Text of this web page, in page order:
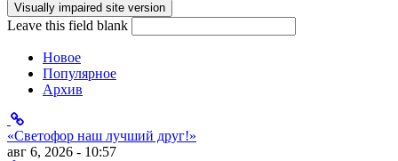
Leave this field blank
Новое
Популярное
Архив
«Светофор наш лучший друг!»
авг 6, 2026 - 10:57